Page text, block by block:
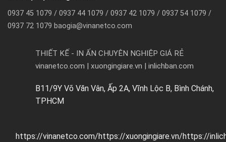
0937 45 1079 / 0937 44 1079 / 0937 42 1079 / 0937 54 1079 /
0937 72 1079 baogia@vinanetco.com
THIẾT KẾ - IN ẤN CHUYÊN NGHIỆP GIÁ RẺ
vinanetco.com | xuongingiare.vn | inlichban.com
B11/9Y Võ Văn Vân, Ấp 2A, Vĩnh Lộc B, Bình Chánh,
TPHCM
https://vinanetco.com/https://xuongingiare.vn/https://